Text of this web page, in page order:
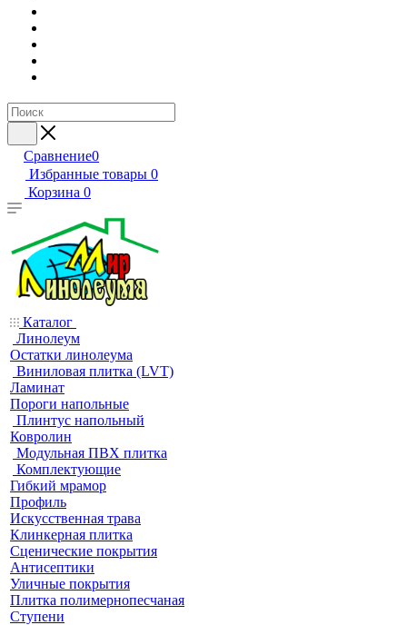
Сравнение0
Избранные товары 0
Корзина 0
Каталог
Линолеум
Остатки линолеума
Виниловая плитка (LVT)
Ламинат
Пороги напольные
Плинтус напольный
Ковролин
Модульная ПВХ плитка
Комплектующие
Гибкий мрамор
Профиль
Искусственная трава
Клинкерная плитка
Сценические покрытия
Антисептики
Уличные покрытия
Плитка полимернопесчаная
Ступени